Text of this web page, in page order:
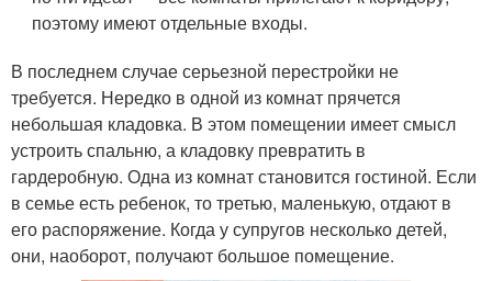
поэтому имеют отдельные входы.
В последнем случае серьезной перестройки не
требуется. Нередко в одной из комнат прячется
небольшая кладовка. В этом помещении имеет смысл
устроить спальню, а кладовку превратить в
гардеробную. Одна из комнат становится гостиной. Если
в семье есть ребенок, то третью, маленькую, отдают в
его распоряжение. Когда у супругов несколько детей,
они, наоборот, получают большое помещение.